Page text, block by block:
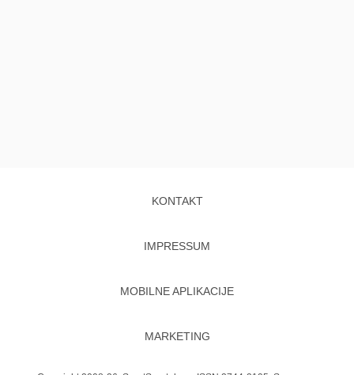
KONTAKT
IMPRESSUM
MOBILNE APLIKACIJE
MARKETING